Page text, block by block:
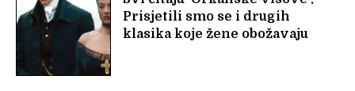
Prisjetili smo se i drugih
klasika koje žene obožavaju